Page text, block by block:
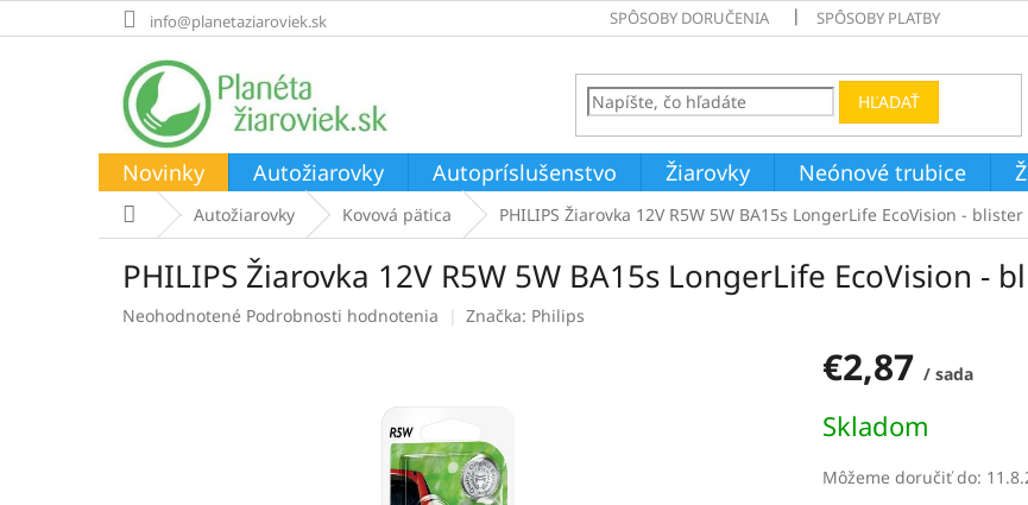
na
info@planetaziaroviek.sk SPÔSOBY DORUČENIA SPÔSOBY PLATBY
HĽADAŤ
Novinky Autožiarovky Autopríslušenstvo Žiarovky Neónové trubice
DomovAutožiarovky Kovová pätica PHILIPS Žiarovka 12V R5W 5W BA15s LongerLife EcoVision - blister
PHILIPS Žiarovka 12V R5W 5W BA15s LongerLife EcoVision -
Priemerné
Neohodnotené Podrobnosti hodnotenia Značka: Philips
€2,87 / sada
cena:
Skladom
Môžeme doručiť do: